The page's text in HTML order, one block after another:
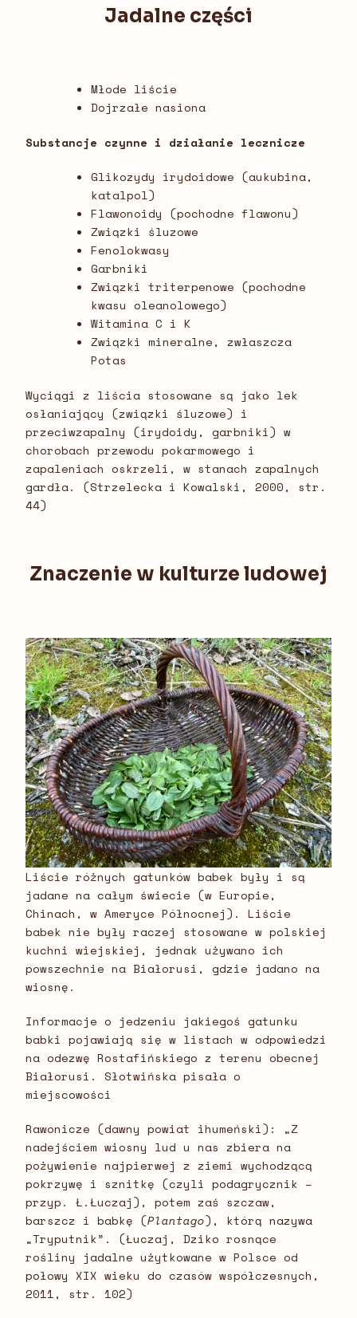
Jadalne części
Młode liście
Dojrzałe nasiona
Substancje czynne i działanie lecznicze
Glikozydy irydoidowe (aukubina,
katalpol)
Flawonoidy (pochodne flawonu)
Związki śluzowe
Fenolokwasy
Garbniki
Związki triterpenowe (pochodne
kwasu oleanolowego)
Witamina C i K
Związki mineralne, zwłaszcza
Potas
Wyciągi z liścia stosowane są jako lek
osłaniający (związki śluzowe) i
przeciwzapalny (irydoidy, garbniki) w
chorobach przewodu pokarmowego i
zapaleniach oskrzeli, w stanach zapalnych
gardła. (Strzelecka i Kowalski, 2000, str.
44)
Znaczenie w kulturze ludowej
Liście różnych gatunków babek były i są
jadane na całym świecie (w Europie,
Chinach, w Ameryce Północnej). Liście
babek nie były raczej stosowane w polskiej
kuchni wiejskiej, jednak używano ich
powszechnie na Białorusi, gdzie jadano na
wiosnę.
Informacje o jedzeniu jakiegoś gatunku
babki pojawiają się w listach w odpowiedzi
na odezwę Rostafińskiego z terenu obecnej
Białorusi. Słotwińska pisała o
miejscowości
Rawonicze (dawny powiat ihumeński): „Z
nadejściem wiosny lud u nas zbiera na
pożywienie najpierwej z ziemi wychodzącą
pokrzywę i sznitkę (czyli podagrycznik –
przyp. Ł.Łuczaj), potem zaś szczaw,
barszcz i babkę (Plantago), którą nazywa
„Tryputnik”. (Łuczaj, Dziko rosnące
rośliny jadalne użytkowane w Polsce od
połowy XIX wieku do czasów współczesnych,
2011, str. 102)